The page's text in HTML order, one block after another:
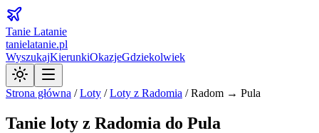
Tanie Latanie
tanielatanie.pl
WyszukajKierunkiOkazjeGdziekolwiek
Strona główna /Loty /Loty z Radomia /Radom → Pula
Tanie loty z Radomia do Pula